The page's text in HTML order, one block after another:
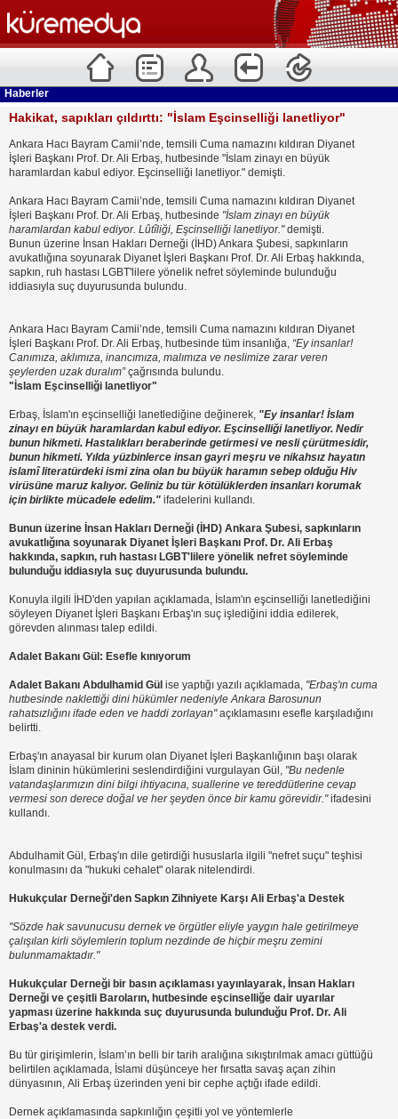
Haberler
Hakikat, sapıkları çıldırttı: "İslam Eşcinselliği lanetliyor"
Ankara Hacı Bayram Camii’nde, temsili Cuma namazını kıldıran Diyanet
İşleri Başkanı Prof. Dr. Ali Erbaş, hutbesinde "İslam zinayı en büyük
haramlardan kabul ediyor. Eşcinselliği lanetliyor." demişti.
Ankara Hacı Bayram Camii’nde, temsili Cuma namazını kıldıran Diyanet
İşleri Başkanı Prof. Dr. Ali Erbaş, hutbesinde "İslam zinayı en büyük
haramlardan kabul ediyor. Lûtîliği, Eşcinselliği lanetliyor."demişti.
Bunun üzerine İnsan Hakları Derneği (İHD) Ankara Şubesi, sapkınların
avukatlığına soyunarak Diyanet İşleri Başkanı Prof. Dr. Ali Erbaş hakkında,
sapkın, ruh hastası LGBT'lilere yönelik nefret söyleminde bulunduğu
iddiasıyla suç duyurusunda bulundu.
Ankara Hacı Bayram Camii’nde, temsili Cuma namazını kıldıran Diyanet
İşleri Başkanı Prof. Dr. Ali Erbaş, hutbesinde tüm insanlığa, “Ey insanlar!
Canımıza, aklımıza, inancımıza, malımıza ve neslimize zarar veren
şeylerden uzak duralım”çağrısında bulundu.
"İslam Eşcinselliği lanetliyor"
Erbaş, İslam'ın eşcinselliği lanetlediğine değinerek, "Ey insanlar! İslam
zinayı en büyük haramlardan kabul ediyor. Eşcinselliği lanetliyor. Nedir
bunun hikmeti. Hastalıkları beraberinde getirmesi ve nesli çürütmesidir,
bunun hikmeti. Yılda yüzbinlerce insan gayri meşru ve nikahsız hayatın
islamî literatürdeki ismi zina olan bu büyük haramın sebep olduğu Hiv
virüsüne maruz kalıyor. Geliniz bu tür kötülüklerden insanları korumak
için birlikte mücadele edelim." ifadelerini kullandı.
Bunun üzerine İnsan Hakları Derneği (İHD) Ankara Şubesi, sapkınların
avukatlığına soyunarak Diyanet İşleri Başkanı Prof. Dr. Ali Erbaş
hakkında, sapkın, ruh hastası LGBT'lilere yönelik nefret söyleminde
bulunduğu iddiasıyla suç duyurusunda bulundu.
Konuyla ilgili İHD'den yapılan açıklamada, İslam'ın eşcinselliği lanetlediğini
söyleyen Diyanet İşleri Başkanı Erbaş'ın suç işlediğini iddia edilerek,
görevden alınması talep edildi.
Adalet Bakanı Gül: Esefle kınıyorum
Adalet Bakanı Abdulhamid Gül ise yaptığı yazılı açıklamada, "Erbaş'ın cuma
hutbesinde naklettiği dini hükümler nedeniyle Ankara Barosunun
rahatsızlığını ifade eden ve haddi zorlayan"açıklamasını esefle karşıladığını
belirtti.
Erbaş'ın anayasal bir kurum olan Diyanet İşleri Başkanlığının başı olarak
İslam dininin hükümlerini seslendirdiğini vurgulayan Gül, "Bu nedenle
vatandaşlarımızın dini bilgi ihtiyacına, suallerine ve tereddütlerine cevap
vermesi son derece doğal ve her şeyden önce bir kamu görevidir."ifadesini
kullandı.
Abdulhamit Gül, Erbaş'ın dile getirdiği hususlarla ilgili "nefret suçu" teşhisi
konulmasını da "hukuki cehalet" olarak nitelendirdi.
Hukukçular Derneği'den Sapkın Zihniyete Karşı Ali Erbaş'a Destek
"Sözde hak savunucusu dernek ve örgütler eliyle yaygın hale getirilmeye
çalışılan kirli söylemlerin toplum nezdinde de hiçbir meşru zemini
bulunmamaktadır."
Hukukçular Derneği bir basın açıklaması yayınlayarak, İnsan Hakları
Derneği ve çeşitli Baroların, hutbesinde eşcinselliğe dair uyarılar
yapması üzerine hakkında suç duyurusunda bulunduğu Prof. Dr. Ali
Erbaş'a destek verdi.
Bu tür girişimlerin, İslam’ın belli bir tarih aralığına sıkıştırılmak amacı güttüğü
belirtilen açıklamada, İslami düşünceye her fırsatta savaş açan zihin
dünyasının, Ali Erbaş üzerinden yeni bir cephe açtığı ifade edildi.
Dernek açıklamasında sapkınlığın çeşitli yol ve yöntemlerle